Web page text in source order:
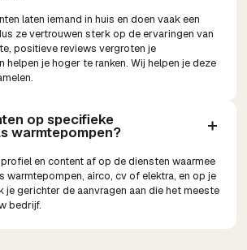
laten iemand in huis en doen vaak een
ze vertrouwen sterk op de ervaringen van
positieve reviews vergroten je
helpen je hoger te ranken. Wij helpen je deze
op specifieke
warmtepompen?
en content af op de diensten waarmee
warmtepompen, airco, cv of elektra, en op je
je gerichter de aanvragen aan die het meeste
bedrijf.